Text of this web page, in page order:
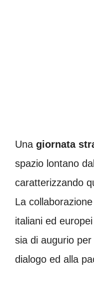
Una giornata
spazio lontano
caratterizzando
La
italiani ed
sia di augurio
dialogo ed alla